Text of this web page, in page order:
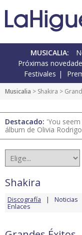
MUSICALIA:
Próximas
Festivales
Musicalia > Shakira >
Destacado: 'You
álbum de Olivia Rodrigo
Shakira
Discografía Noticias
Enlaces